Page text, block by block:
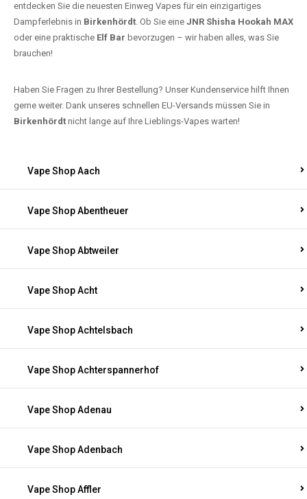
entdecken Sie die neuesten Einweg Vapes für ein einzigartiges
Dampferlebnis in Birkenhördt. Ob Sie eine JNR Shisha Hookah MAX
oder eine praktische Elf Bar bevorzugen – wir haben alles, was Sie
brauchen!
Haben Sie Fragen zu Ihrer Bestellung? Unser Kundenservice hilft Ihnen
gerne weiter. Dank unseres schnellen EU-Versands müssen Sie in
Birkenhördt nicht lange auf Ihre Lieblings-Vapes warten!
Vape Shop Aach
Vape Shop Abentheuer
Vape Shop Abtweiler
Vape Shop Acht
Vape Shop Achtelsbach
Vape Shop Achterspannerhof
Vape Shop Adenau
Vape Shop Adenbach
Vape Shop Affler